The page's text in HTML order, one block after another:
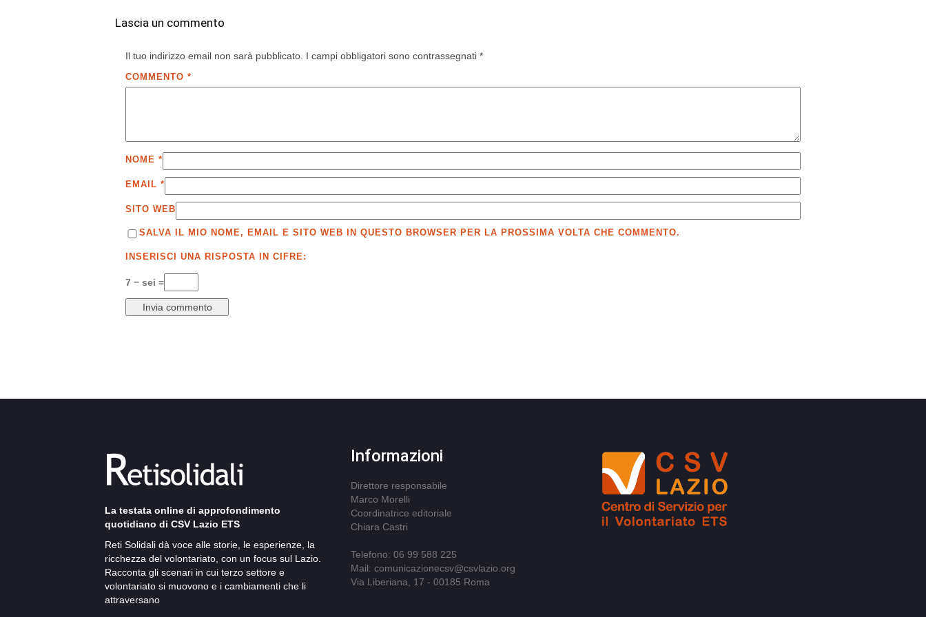
Lascia un commento
Il tuo indirizzo email non sarà pubblicato. I campi obbligatori sono contrassegnati *
COMMENTO *
NOME *
EMAIL *
SITO WEB
SALVA IL MIO NOME, EMAIL E SITO WEB IN QUESTO BROWSER PER LA PROSSIMA VOLTA CHE COMMENTO.
INSERISCI UNA RISPOSTA IN CIFRE:
7 − sei =
La testata online di approfondimento
quotidiano di CSV Lazio ETS
Reti Solidali dà voce alle storie, le esperienze, la
ricchezza del volontariato, con un focus sul Lazio.
Racconta gli scenari in cui terzo settore e
volontariato si muovono e i cambiamenti che li
attraversano
Informazioni
Direttore responsabile
Marco Morelli
Coordinatrice editoriale
Chiara Castri
Telefono: 06 99 588 225
Mail: comunicazionecsv@csvlazio.org
Via Liberiana, 17 - 00185 Roma